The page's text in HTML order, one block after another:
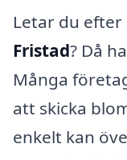
Letar du efter
Fristad? Då
Många
att skicka
enkelt kan